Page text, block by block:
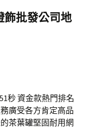
鍵
字:
飾批發公司地
秒資金款熱門排名
廣受各方肯定高品
茶葉罐堅固耐用網